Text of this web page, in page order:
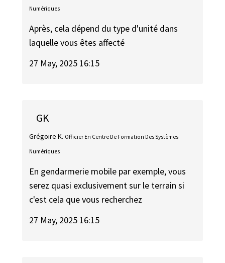
Numériques
Après, cela dépend du type d'unité dans
laquelle vous êtes affecté
27 May, 2025 16:15
GK
Grégoire K. Officier En Centre De Formation Des Systèmes
Numériques
En gendarmerie mobile par exemple, vous
serez quasi exclusivement sur le terrain si
c'est cela que vous recherchez
27 May, 2025 16:15